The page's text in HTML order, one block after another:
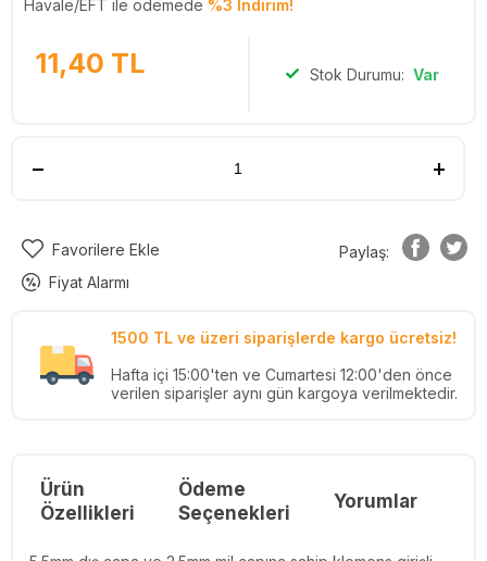
Havale/EFT ile ödemede %3 İndirim!
11,40 TL Stok Durumu: Var
Favorilere Ekle
Fiyat Alarmı
Paylaş:
1500 TL ve üzeri siparişlerde kargo ücretsiz!
Hafta içi 15:00'ten ve Cumartesi 12:00'den önce
verilen siparişler aynı gün kargoya verilmektedir.
Ürün
Özellikleri
Ödeme
Seçenekleri
Yorumlar